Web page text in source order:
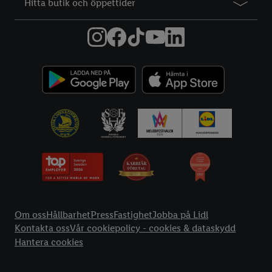
Hitta butik och öppettider
Om ossHållbarhetPressFastighetJobba på Lidl
Kontakta ossVår cookiepolicy - cookies & dataskydd
Hantera cookies